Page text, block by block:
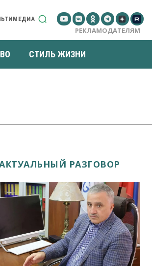
РЕКЛАМОДАТЕЛЯМ
СТИЛЬ ЖИЗНИ
РАЗГОВОР